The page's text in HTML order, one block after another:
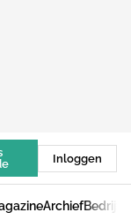
Inloggen
Archief